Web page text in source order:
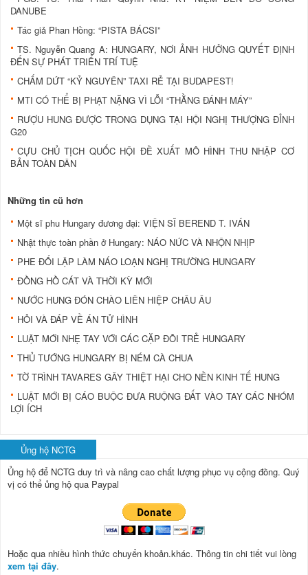
DANUBE
Tác giả Phan Hồng: “PISTA BÁCSI”
TS. Nguyễn Quang A: HUNGARY, NƠI ẢNH HƯỞNG QUYẾT ĐỊNH
ĐẾN SỰ PHÁT TRIỂN TRÍ TUỆ
CHẤM DỨT “KỶ NGUYÊN” TAXI RẺ TẠI BUDAPEST!
MTI CÓ THỂ BỊ PHẠT NẶNG VÌ LỖI “THẰNG ĐÁNH MÁY”
RƯỢU HUNG ĐƯỢC TRONG DỤNG TẠI HỘI NGHỊ THƯỢNG ĐỈNH
G20
CỰU CHỦ TỊCH QUỐC HỘI ĐỀ XUẤT MÔ HÌNH THU NHẬP CƠ
BẢN TOÀN DÂN
Những tin cũ hơn
Một sĩ phu Hungary đương đại: VIỆN SĨ BEREND T. IVÁN
Nhật thực toàn phần ở Hungary: NÁO NỨC VÀ NHỘN NHỊP
PHE ĐỐI LẬP LÀM NÁO LOẠN NGHỊ TRƯỜNG HUNGARY
ĐỒNG HỒ CÁT VÀ THỜI KỲ MỚI
NƯỚC HUNG ĐÓN CHÀO LIÊN HIỆP CHÂU ÂU
HỎI VÀ ĐÁP VỀ ÁN TỬ HÌNH
LUẬT MỚI NHẸ TAY VỚI CÁC CẶP ĐÔI TRẺ HUNGARY
THỦ TƯỚNG HUNGARY BỊ NÉM CÀ CHUA
TỜ TRÌNH TAVARES GÂY THIỆT HẠI CHO NỀN KINH TẾ HUNG
LUẬT MỚI BỊ CÁO BUỘC ĐƯA RUỘNG ĐẤT VÀO TAY CÁC NHÓM
LỢI ÍCH
Ủng hộ NCTG
Ủng hộ để NCTG duy trì và nâng cao chất lượng phục vụ cộng đồng. Quý
vị có thể ủng hộ qua Paypal
Hoặc qua nhiều hình thức chuyển khoản.khác. Thông tin chi tiết vui lòng
xem tại đây.